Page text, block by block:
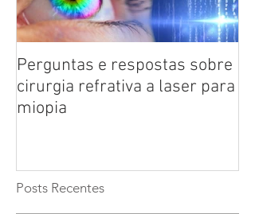
Perguntas e respostas sobre
cirurgia refrativa a laser para
miopia
Posts Recentes